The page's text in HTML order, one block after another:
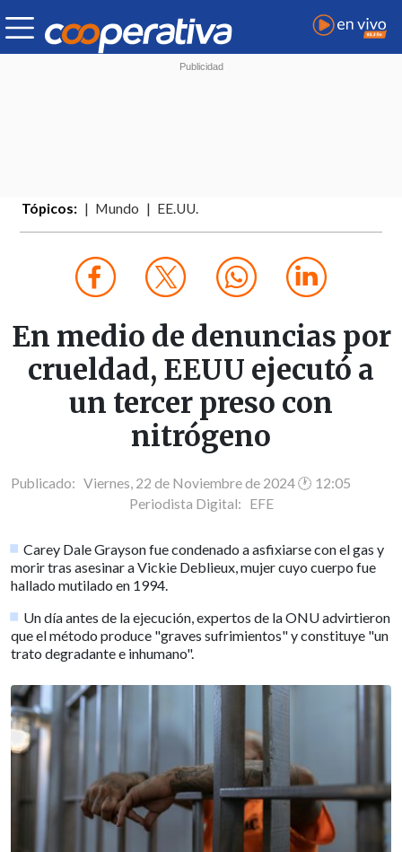
Tópicos: Mundo EE.UU.
En medio de denuncias por
crueldad, EEUU ejecutó a
un tercer preso con
nitrógeno
Publicado: Viernes, 22 de Noviembre de 2024 🕐 12:05
Periodista Digital: EFE
Carey Dale Grayson fue condenado a asfixiarse con el gas y
morir tras asesinar a Vickie Deblieux, mujer cuyo cuerpo fue
hallado mutilado en 1994.
Un día antes de la ejecución, expertos de la ONU advirtieron
que el método produce "graves sufrimientos" y constituye "un
trato degradante e inhumano".